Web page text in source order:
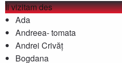
Îi vizitam des
Ada
Andreea- tomata
Andrei Crivăț
Bogdana